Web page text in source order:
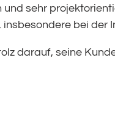
sehr
insbesondere bei der
darauf, seine